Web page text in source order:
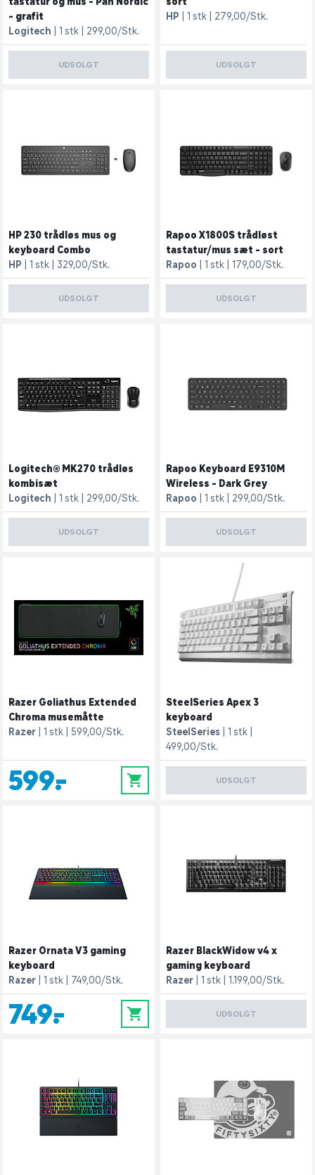
- grafit
Logitech
1 stk 299,00/Stk.
UDSOLGT
HP
1 stk 279,00/Stk.
UDSOLGT
HP 230 trådløs mus og
keyboard Combo
HP
1 stk 329,00/Stk.
UDSOLGT
Rapoo X1800S trådløst
tastatur/mus sæt - sort
Rapoo
1 stk 179,00/Stk.
UDSOLGT
Logitech® MK270 trådløs
kombisæt
Logitech
1 stk 299,00/Stk.
UDSOLGT
Rapoo Keyboard E9310M
Wireless - Dark Grey
Rapoo
1 stk 299,00/Stk.
UDSOLGT
Razer Goliathus Extended
Chroma musemåtte
Razer
1 stk 599,00/Stk.
599,- 0
SteelSeries Apex 3
keyboard
SteelSeries
1 stk
499,00/Stk.
UDSOLGT
Razer Ornata V3 gaming
keyboard
Razer
1 stk 749,00/Stk.
749,- 0
Razer BlackWidow v4 x
gaming keyboard
Razer
1 stk 1.199,00/Stk.
UDSOLGT